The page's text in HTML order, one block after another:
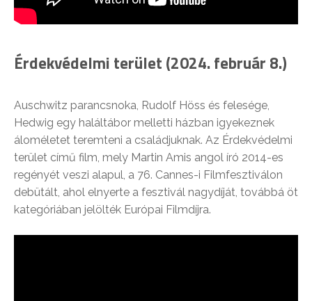
Érdekvédelmi terület (2024. február 8.)
Auschwitz parancsnoka, Rudolf Höss és felesége,
Hedwig egy haláltábor melletti házban igyekeznek
áloméletet teremteni a családjuknak. Az Érdekvédelmi
terület című film, mely Martin Amis angol író 2014-es
regényét veszi alapul, a 76. Cannes-i Filmfesztiválon
debütált, ahol elnyerte a fesztivál nagydíját, továbbá öt
kategóriában jelölték Európai Filmdíjra.